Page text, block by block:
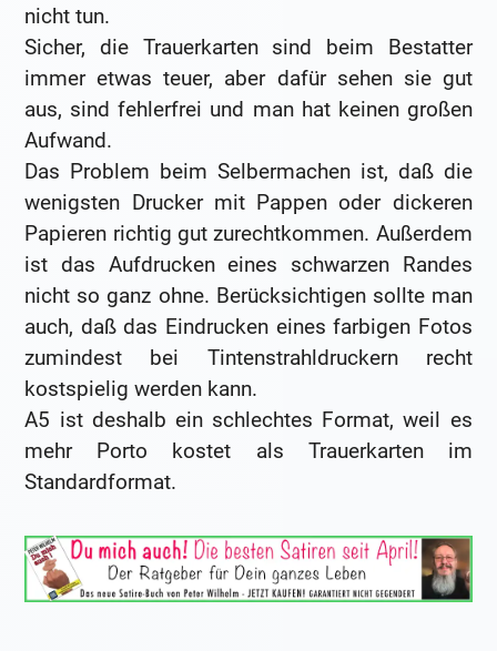
nicht tun.
Sicher, die Trauerkarten sind beim Bestatter
immer etwas teuer, aber dafür sehen sie gut
aus, sind fehlerfrei und man hat keinen großen
Aufwand.
Das Problem beim Selbermachen ist, daß die
wenigsten Drucker mit Pappen oder dickeren
Papieren richtig gut zurechtkommen. Außerdem
ist das Aufdrucken eines schwarzen Randes
nicht so ganz ohne. Berücksichtigen sollte man
auch, daß das Eindrucken eines farbigen Fotos
zumindest bei Tintenstrahldruckern recht
kostspielig werden kann.
A5 ist deshalb ein schlechtes Format, weil es
mehr Porto kostet als Trauerkarten im
Standardformat.